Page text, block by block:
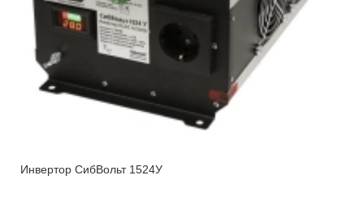
Инвертор СибВольт 1524У